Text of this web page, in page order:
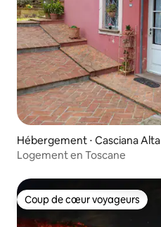
Hébergement ⋅ Casciana Alta
Logement en Toscane
Coup de cœur voyageurs
Coup de cœur voyageurs